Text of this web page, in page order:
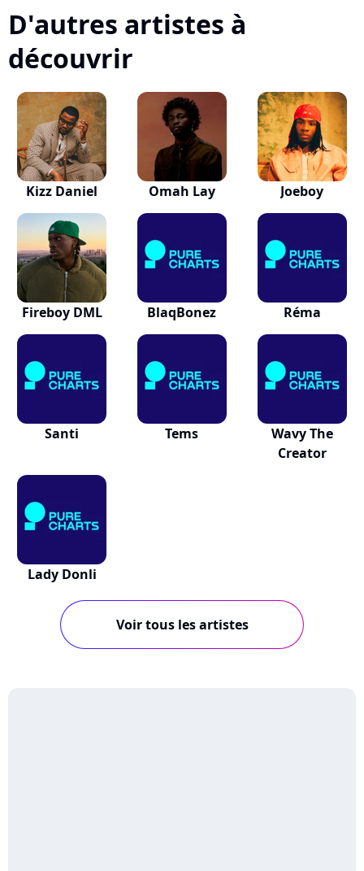
D'autres artistes à
découvrir
Kizz Daniel Omah Lay Joeboy
Fireboy DML BlaqBonez Réma
Santi Tems
Wavy The
Creator
Lady Donli
Voir tous les artistes